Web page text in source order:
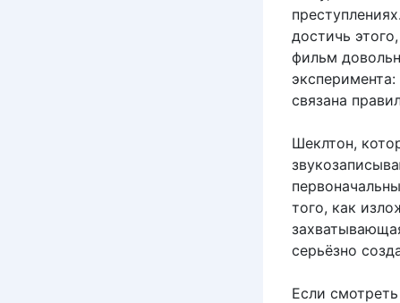
достичь
фильм
связана
Шеклтон,
того, как
серьёзно
Если